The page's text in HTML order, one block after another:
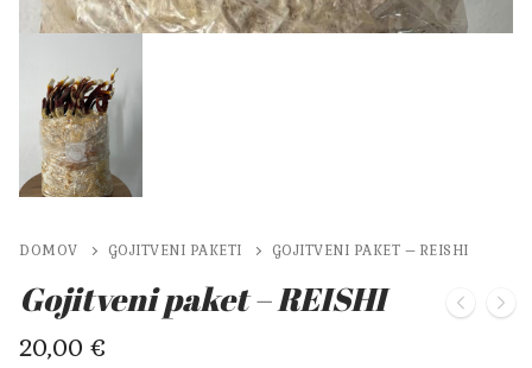
DOMOV GOJITVENI PAKETI GOJITVENI PAKET – REISHI
Gojitveni paket – REISHI
20,00 €